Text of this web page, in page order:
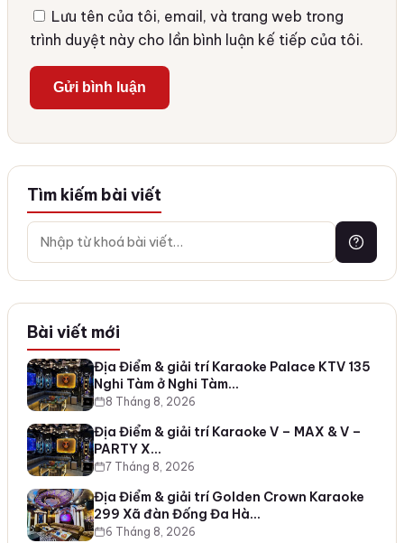
Lưu tên của tôi, email, và trang web trong
trình duyệt này cho lần bình luận kế tiếp của tôi.
Tìm kiếm bài viết
Bài viết mới
Địa Điểm & giải trí Karaoke Palace KTV 135
Nghi Tàm ở Nghi Tàm…
8 Tháng 8, 2026
Địa Điểm & giải trí Karaoke V – MAX & V –
PARTY X…
7 Tháng 8, 2026
Địa Điểm & giải trí Golden Crown Karaoke
299 Xã đàn Đống Đa Hà…
6 Tháng 8, 2026